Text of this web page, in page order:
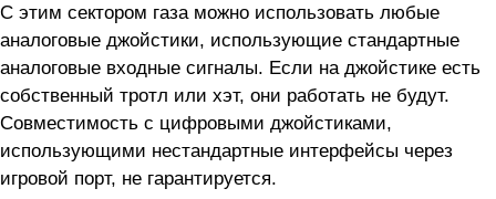
С этим сектором газа можно использовать любые
аналоговые джойстики, использующие стандартные
аналоговые входные сигналы. Если на джойстике есть
собственный тротл или хэт, они работать не будут.
Совместимость с цифровыми джойстиками,
использующими нестандартные интерфейсы через
игровой порт, не гарантируется.